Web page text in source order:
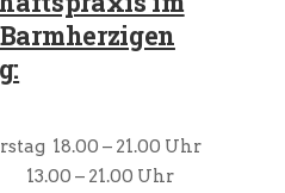
18.00 – 21.00 Uhr
– 21.00 Uhr